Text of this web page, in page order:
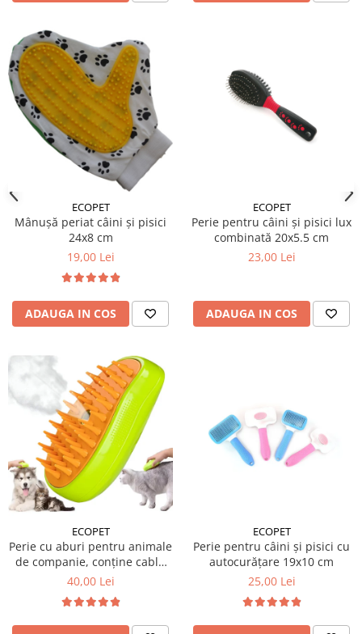
ECOPET
Mânușă periat câini și pisici
24x8 cm
19,00 Lei
ADAUGA IN COS
ECOPET
Perie pentru câini și pisici lux
combinată 20x5.5 cm
23,00 Lei
ADAUGA IN COS
ECOPET
Perie cu aburi pentru animale
de companie, conține cablu
încărcare
40,00 Lei
ECOPET
Perie pentru câini și pisici cu
autocurățare 19x10 cm
25,00 Lei